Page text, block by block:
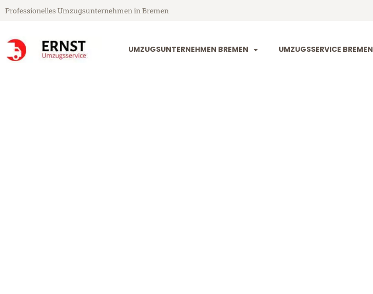
Professionelles Umzugsunternehmen in Bremen
UMZUGSUNTERNEHMEN BREMEN UMZUGSSERVICE BREMEN